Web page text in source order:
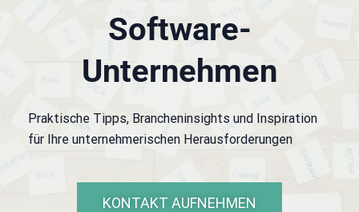
Software-
Unternehmen
Praktische Tipps, Brancheninsights und Inspiration
für Ihre unternehmerischen Herausforderungen
KONTAKT AUFNEHMEN